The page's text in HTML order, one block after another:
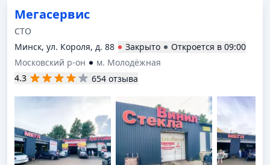
Мегасервис
СТО
Минск, ул. Короля, д. 88
Закрыто Откроется в 09:00
Московский р-он
м. Молодёжная
4.3
654 отзыва